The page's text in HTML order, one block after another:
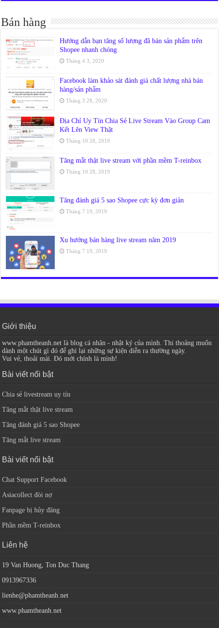
Bán hàng
Hướng dẫn bạn tăng số lượng đã bán sản phẩm trên
Shopee nhanh chóng
Tháng 4 3, 2020
Facebook làm khảo sát đánh giá chất lượng nhà bán
hàng/sản phẩm
Tháng 3 28, 2020
Địa Chỉ Uy Tín Chia Sẻ Live Stream Vào Group Cam
Kết Lên View Thật
Tháng 10 28, 2019
Tăng mắt thật live stream với phần mềm T-reinbox
Tháng 10 28, 2019
Tăng đánh giá 5 sao Shopee cực kỳ đơn giản
Tháng 7 19, 2019
Xu hướng bán hàng live stream năm 2019
Tháng 7 19, 2019
Giới thiệu
www.phamtheanh.net là blog cá nhân - nhật ký của mình. Thi thoảng muốn
dành một chút gì đó để ghi lại những sự kiện diễn ra thường ngày.
Vui vẻ, thoải mái. Đó mới chính là mình!
Bài viết nổi bật
Chia sẻ livestream uy tín
Tăng mắt thật live stream
Tăng đánh giá 5 sao Shopee
Tăng mắt live stream
Bài viết nổi bật
Chat Support Facebook
Asiacollect đòi nợ
Fanpage bị hủy đăng
Phần mềm T-reinbox
Liên hệ
19 Van Huong, Ton Duc Thang
0913967336
lienhe@phamtheanh.net
www.phamtheanh.net